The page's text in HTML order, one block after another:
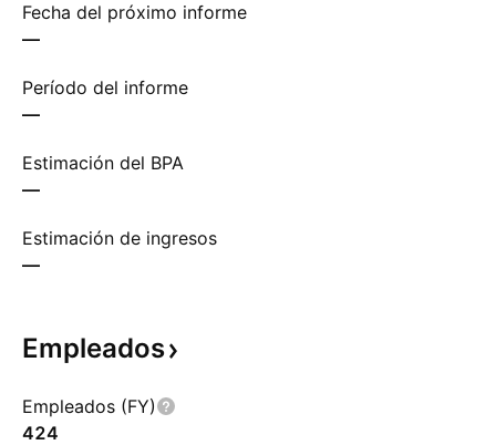
Fecha del próximo informe
—
Período del informe
—
Estimación del BPA
—
Estimación de ingresos
—
Empleados
Empleados (FY)
424